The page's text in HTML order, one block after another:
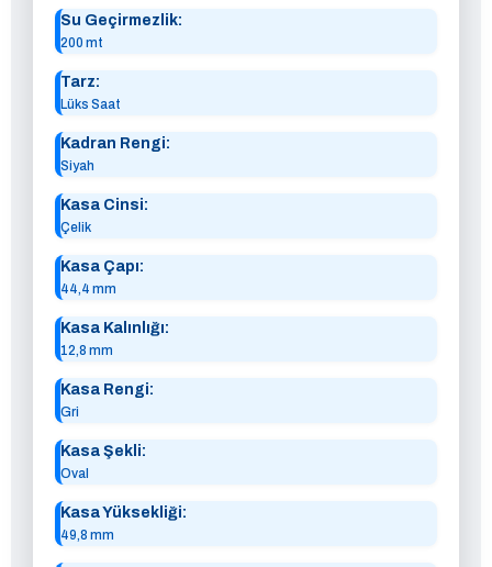
Su Geçirmezlik:
200 mt
Tarz:
Lüks Saat
Kadran Rengi:
Siyah
Kasa Cinsi:
Çelik
Kasa Çapı:
44,4 mm
Kasa Kalınlığı:
12,8 mm
Kasa Rengi:
Gri
Kasa Şekli:
Oval
Kasa Yüksekliği:
49,8 mm